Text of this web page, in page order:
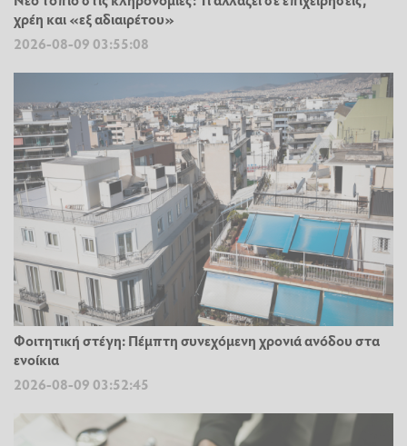
χρέη και «εξ αδιαιρέτου»
2026-08-09 03:55:08
Φοιτητική στέγη: Πέμπτη συνεχόμενη χρονιά ανόδου στα
ενοίκια
2026-08-09 03:52:45